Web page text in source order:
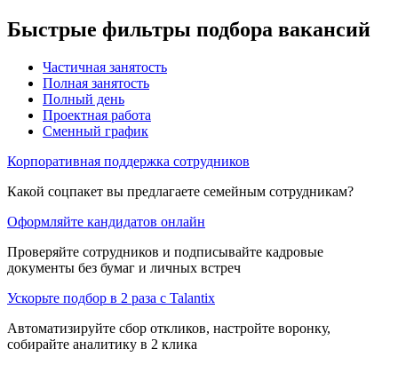
Быстрые фильтры подбора вакансий
Частичная занятость
Полная занятость
Полный день
Проектная работа
Сменный график
Корпоративная поддержка сотрудников
Какой соцпакет вы предлагаете семейным сотрудникам?
Оформляйте кандидатов онлайн
Проверяйте сотрудников и подписывайте кадровые
документы без бумаг и личных встреч
Ускорьте подбор в 2 раза с Talantix
Автоматизируйте сбор откликов, настройте воронку,
собирайте аналитику в 2 клика